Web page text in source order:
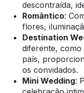
descontraída,
Romântico:
flores,
Destination
diferente,
país,
os convidados.
Mini Wedding: